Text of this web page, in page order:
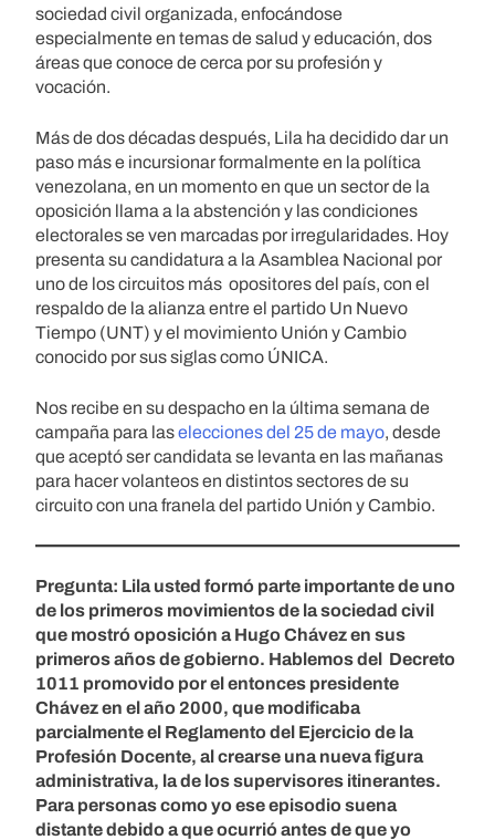
sociedad civil organizada, enfocándose
especialmente en temas de salud y educación, dos
áreas que conoce de cerca por su profesión y
vocación.
Más de dos décadas después, Lila ha decidido dar un
paso más e incursionar formalmente en la política
venezolana, en un momento en que un sector de la
oposición llama a la abstención y las condiciones
electorales se ven marcadas por irregularidades. Hoy
presenta su candidatura a la Asamblea Nacional por
uno de los circuitos más opositores del país, con el
respaldo de la alianza entre el partido Un Nuevo
Tiempo (UNT) y el movimiento Unión y Cambio
conocido por sus siglas como ÚNICA.
Nos recibe en su despacho en la última semana de
campaña para laselecciones del 25 de mayo, desde
que aceptó ser candidata se levanta en las mañanas
para hacer volanteos en distintos sectores de su
circuito con una franela del partido Unión y Cambio.
Pregunta: Lila usted formó parte importante de uno
de los primeros movimientos de la sociedad civil
que mostró oposición a Hugo Chávez en sus
primeros años de gobierno. Hablemos del Decreto
1011 promovido por el entonces presidente
Chávez en el año 2000, que modificaba
parcialmente el Reglamento del Ejercicio de la
Profesión Docente, al crearse una nueva figura
administrativa, la de los supervisores itinerantes.
Para personas como yo ese episodio suena
distante debido a que ocurrió antes de que yo